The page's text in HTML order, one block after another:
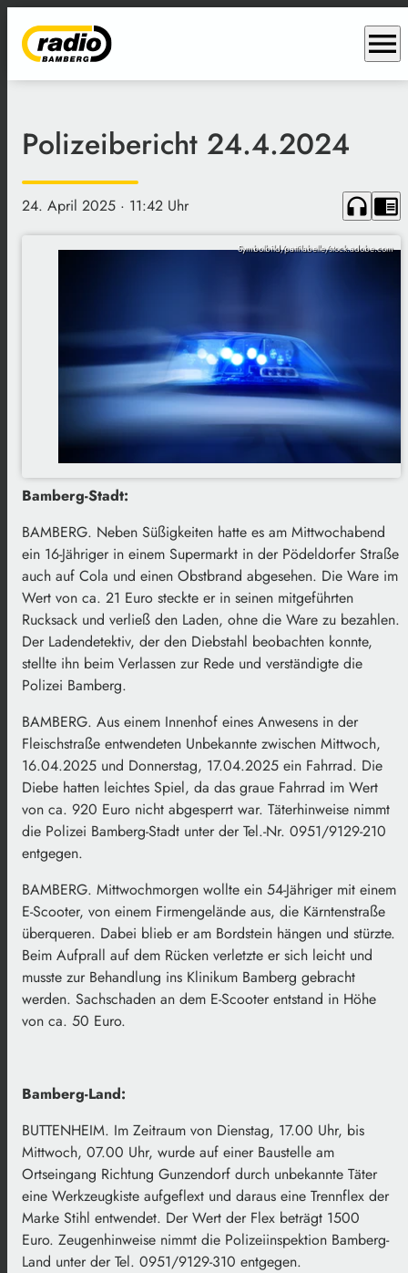
menu
Polizeibericht 24.4.2024
24. April 2025 · 11:42 Uhr headphones chrome_reader_mode
Symbolbild/pattilabelle/stock.adobe.com
Bamberg-Stadt:
BAMBERG. Neben Süßigkeiten hatte es am Mittwochabend
ein 16-Jähriger in einem Supermarkt in der Pödeldorfer Straße
auch auf Cola und einen Obstbrand abgesehen. Die Ware im
Wert von ca. 21 Euro steckte er in seinen mitgeführten
Rucksack und verließ den Laden, ohne die Ware zu bezahlen.
Der Ladendetektiv, der den Diebstahl beobachten konnte,
stellte ihn beim Verlassen zur Rede und verständigte die
Polizei Bamberg.
BAMBERG. Aus einem Innenhof eines Anwesens in der
Fleischstraße entwendeten Unbekannte zwischen Mittwoch,
16.04.2025 und Donnerstag, 17.04.2025 ein Fahrrad. Die
Diebe hatten leichtes Spiel, da das graue Fahrrad im Wert
von ca. 920 Euro nicht abgesperrt war. Täterhinweise nimmt
die Polizei Bamberg-Stadt unter der Tel.-Nr. 0951/9129-210
entgegen.
BAMBERG. Mittwochmorgen wollte ein 54-Jähriger mit einem
E-Scooter, von einem Firmengelände aus, die Kärntenstraße
überqueren. Dabei blieb er am Bordstein hängen und stürzte.
Beim Aufprall auf dem Rücken verletzte er sich leicht und
musste zur Behandlung ins Klinikum Bamberg gebracht
werden. Sachschaden an dem E-Scooter entstand in Höhe
von ca. 50 Euro.
Bamberg-Land:
BUTTENHEIM. Im Zeitraum von Dienstag, 17.00 Uhr, bis
Mittwoch, 07.00 Uhr, wurde auf einer Baustelle am
Ortseingang Richtung Gunzendorf durch unbekannte Täter
eine Werkzeugkiste aufgeflext und daraus eine Trennflex der
Marke Stihl entwendet. Der Wert der Flex beträgt 1500
Euro. Zeugenhinweise nimmt die Polizeiinspektion Bamberg-
Land unter der Tel. 0951/9129-310 entgegen.